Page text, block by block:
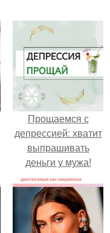
Прощаемся с
депрессией: хватит
выпрашивать
деньги у мужа!